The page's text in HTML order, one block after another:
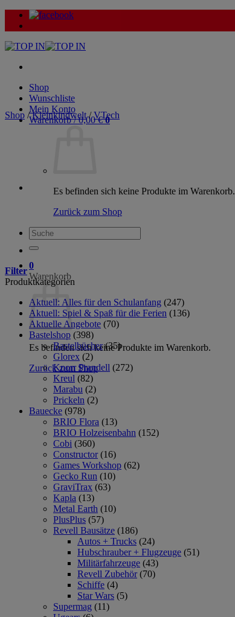
Zum
Inhalt
Shop
Wunschliste
Mein Konto
Warenkorb /0,00€ 0
Es befinden sich keine Produkte im Warenkorb.
Zurück zum Shop
Suche
nach:
0
Warenkorb
Es befinden sich keine Produkte im Warenkorb.
Zurück zum Shop
Shop / Kleinkindwelt / VTech
Filter
Produktkategorien
Aktuell: Alles für den Schulanfang (247)
Aktuell: Spiel & Spaß für die Ferien (136)
Aktuelle Angebote (70)
Bastelshop (398)
Bastelbücher (35)
Glorex (2)
Knorr Prandell (272)
Kreul (82)
Marabu (2)
Prickeln (2)
Bauecke (978)
BRIO Flora (13)
BRIO Holzeisenbahn (152)
Cobi (360)
Constructor (16)
Games Workshop (62)
Gecko Run (10)
GraviTrax (63)
Kapla (13)
Metal Earth (10)
PlusPlus (57)
Revell Bausätze (186)
Autos + Trucks (24)
Hubschrauber + Flugzeuge (51)
Militärfahrzeuge (43)
Revell Zubehör (70)
Schiffe (4)
Star Wars (5)
Supermag (11)